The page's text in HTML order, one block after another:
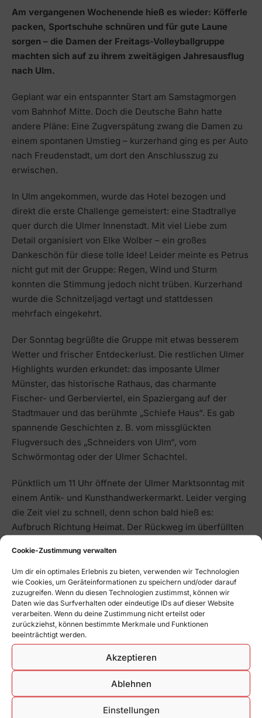
Cookie-Zustimmung verwalten
Um dir ein optimales Erlebnis zu bieten, verwenden wir Technologien
wie Cookies, um Geräteinformationen zu speichern und/oder darauf
zuzugreifen. Wenn du diesen Technologien zustimmst, können wir
Daten wie das Surfverhalten oder eindeutige IDs auf dieser Website
verarbeiten. Wenn du deine Zustimmung nicht erteilst oder
zurückziehst, können bestimmte Merkmale und Funktionen
beeinträchtigt werden.
Akzeptieren
Ablehnen
Einstellungen
Am vergangenen Wochenende hieß es wieder: Köfferle
packen, Sportschuhe schnüren und für gute Laune
sorgen – die Damen der Freitags-Volleyballgruppe
machten sich auf zu ihrem zweitägigen Jahresausflug
nach Ulm.
Geplant war ein entspannter Start am Samstagmorgen
vom Bahnhof Mitte. Doch die Deutsche Bahn hatte
andere Pläne: Eine Zugverspätung zwang die Damen zu
einem spontanen Umstieg – kurzerhand ging es per Auto
nach Freudenstadt, um dort den Anschlusszug zu
erwischen.
In Ulm angekommen, wurde das Hotel bezogen und
direkt die erste Challenge gemeistert: eine Stadtrallye
quer durch die Ulmer Innenstadt. Mit viel Liebe zum
Detail organisiert von Elke Wolber – ein großes
Dankeschön für diese tolle Idee! Leider meinte es Petrus
nicht gut mit der Gruppe: Regen, Wind und Sturm
konnten die Stimmung jedoch nicht trüben. Kurzerhand
wurde die Schnitzeljagd vertagt und stattdessen
mehrfach eingekehrt.
Der Sonntag begrüßte die Gruppe mit etwas besserem
Wetter und frischer Entdeckerlust. Die restlichen Ulmer
Highlights wurden erkundet: das imposante Ulmer
Münster, das historische Rathaus, das charmante
Fischer- und Gerberviertel, ein Spaziergang auf der
Stadtmauer und das berühmte „Schiefe Haus“. Es gab
spannende Geschichten z. B. vom missglückten
Flugversuch des „Schneiders von Ulm“, vom
Schwörmontag oder der Ulmer Schachtel.
Pünktlich um 11 Uhr öffnete der Ulmer Marktsonntag mit
einem Antik- und Kunsthandwerkermarkt. Leider verging
die Zeit viel zu schnell, denn schon bald hieß es:
Aufbruch Richtung Heimat. Der Rückweg im überfüllten
komfortabel.
Fazit:Ulm war ein Volltreffer – trotz Wetterkapriolen und
Bahnchaos. Die Volleyball-Damen haben wieder einmal
bewiesen, dass sie nicht nur auf dem Spielfeld ein
starkes Team sind!
Nächste Veranstaltung
Heimwettkampf 2. Herren
04.07. um 14 Uhr, Turnzentrum